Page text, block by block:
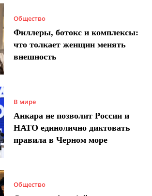
Общество
Филлеры, ботокс и комплексы:
что толкает женщин менять
внешность
В мире
Анкара не позволит России и
НАТО единолично диктовать
правила в Черном море
Общество